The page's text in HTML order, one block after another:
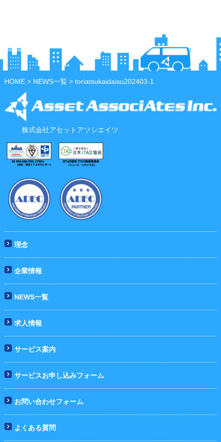
HOME> NEWS一覧> toriatsukaidaisu202403-1
株式会社アセットアソシエイツ
理念
企業情報
NEWS一覧
求人情報
サービス案内
サービスお申し込みフォーム
お問い合わせフォーム
よくある質問